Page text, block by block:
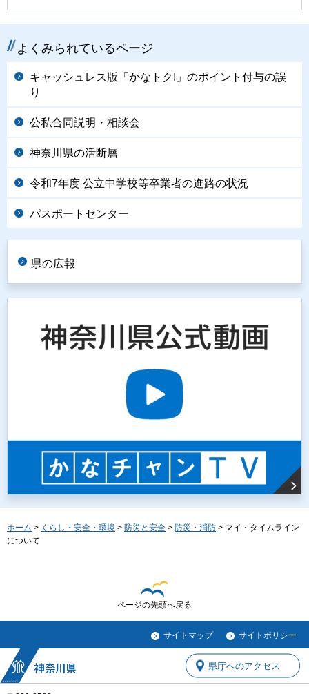
よくみられているページ
キャッシュレス版「かなトク!」のポイント付与の誤
り
公私合同説明・相談会
神奈川県の活断層
令和7年度 公立中学校等卒業者の進路の状況
パスポートセンター
県の広報
ホーム > くらし・安全・環境 > 防災と安全 > 防災・消防 > マイ・タイムライン
について
ページの先頭へ戻る
サイトマップ サイトポリシー
県庁へのアクセス